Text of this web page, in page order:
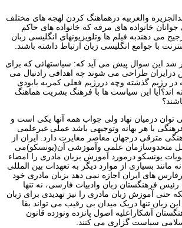
والعربیه درهماهنگ کردن لهجه های مختلف
خانواده های مرفه که خانواده های حاکم
می دهندبه فیلم ها وتلویزیونهای انگلیسی زبان
با جوامع انگلیسی زبان ارتباط داشته باشند.
شد این سوال پیش می آید که: سیاستهائی که برای
درایران طراحی می شوند چه اهدافی رادنبال می
در رژیم گذشته وچه دررژیم فعلی کمربه بابودی
اند؟آیا این سیاست ها با فرهنگ بشریت هماهنگ
توان درمیان نهاد ولی جواب همه آنها یکی است و
با هر بهانه وتوجیهی باشد عملی غیرعلمی
مترقی درجهان معاصر مغایرت دارد. ایران از
متحدوسازمان علمی وآموزشی آن(یونسکو)می
یونسکو درمورد آموزش بزبان مادری را امضاء
بسیاری از موارد دیگر به تعهدات بین المللی
های ایران اجازه نمی دهد بزبان مادری خود
فرهنگستان زبان وادبیات فارسی، نه تنها
حتی آموزش زبان مادری را نیز تهدیدی برای زبان
زبان تنها دریک میدان بی رقیب می تواند بقا
آشکاراعلیه اصول پانزده ونوزده قانون
سیاست گزاری می کنند.